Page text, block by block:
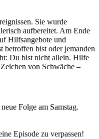
Sie wurde
aufbereitet. Am Ende
Hilfsangebote und
betroffen bist oder jemanden
Du bist nicht allein. Hilfe
von Schwäche –
Folge am Samstag.
Episode zu verpassen!